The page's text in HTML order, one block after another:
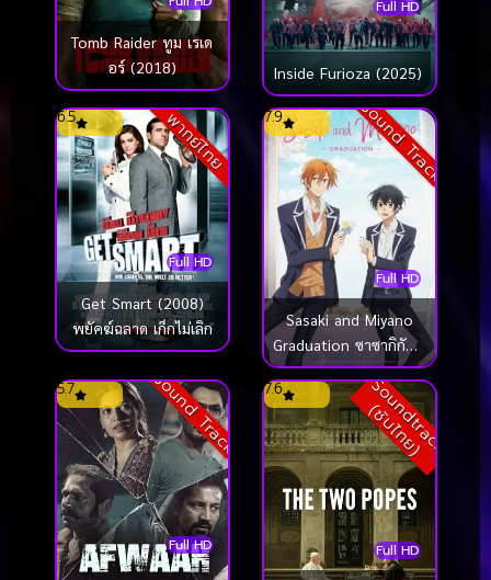
Tomb Raider ทูม เรเด
อร์ (2018)
Full HD
Inside Furioza (2025)
พากย์ไทย
Full HD
6.5
Get Smart (2008)
พยัคฆ์ฉลาด เก็กไม่เลิก
Sound Track
Full HD
7.9
Sasaki and Miyano
Graduation ซาซากิกับมิ
ยาโนะ เดอะ มูฟวี่ ภาค
จบการศึกษา (2023)
Sound Track
Full HD
5.7 S
o
u
n
d
t
r
a
c
k
(
ซั
บ
ไ
ท
ย
)
Full HD
7.6